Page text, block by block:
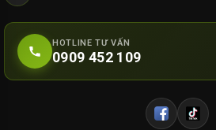
HOTLINE TƯ VẤN
0909 452 109